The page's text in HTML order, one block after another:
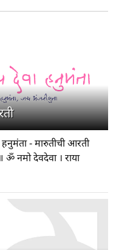
- मारुतीची आरती
नमो देवदेवा । राया